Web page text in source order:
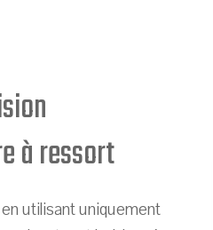
à ressort
utilisant uniquement